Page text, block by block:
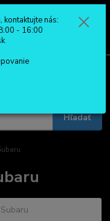
Hľadať
nás:
- 16:00